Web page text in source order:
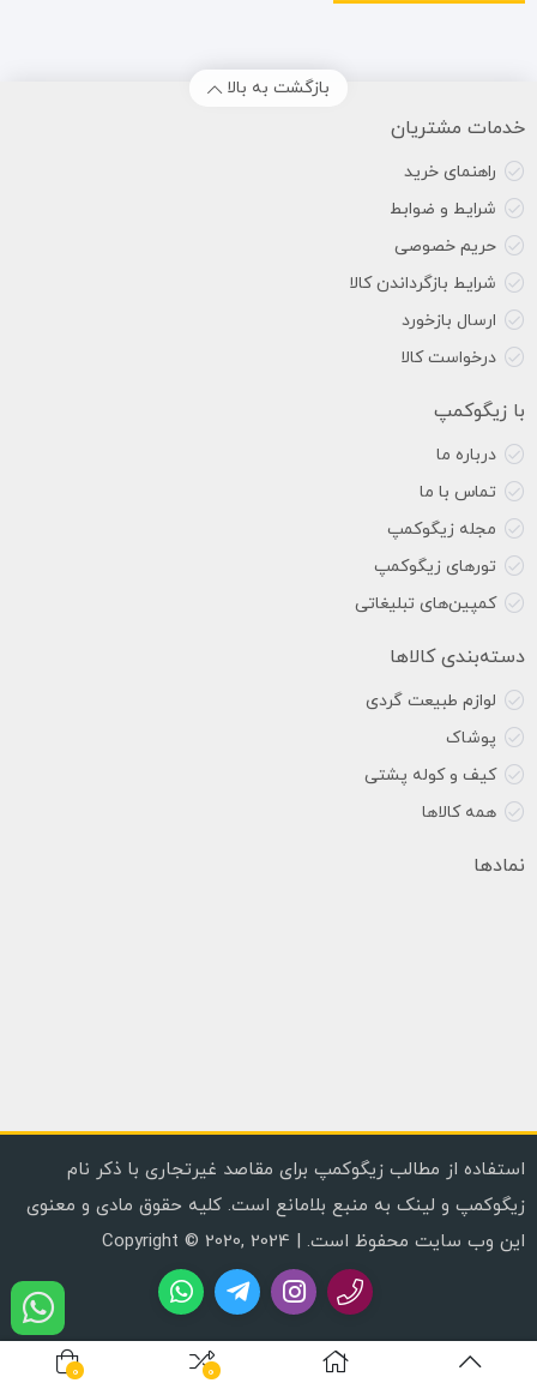
بازگشت به بالا
خدمات مشتریان
راهنمای خرید
شرایط و ضوابط
حریم خصوصی
شرایط بازگرداندن کالا
ارسال بازخورد
درخواست کالا
با زیگوکمپ
درباره ما
تماس با ما
مجله زیگوکمپ
تورهای زیگوکمپ
کمپین‌های تبلیغاتی
دسته‌بندی کالاها
لوازم طبیعت گردی
پوشاک
کیف و کوله پشتی
همه کالاها
نمادها
استفاده از مطالب زیگوکمپ برای مقاصد غیرتجاری با ذکر نام
زیگوکمپ و لینک به منبع بلامانع است. کلیه حقوق مادی و معنوی
این وب سایت محفوظ است. | Copyright © 2020, 2024
0
0